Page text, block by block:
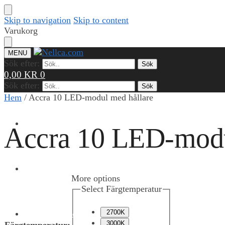
Skip to navigation Skip to content
Varukorg
MENU
Sök efter: Sök
0,00 KR 0
Sök efter: Sök
KUNSKAP & VERKTYG
Hem / Accra 10 LED-modul med hållare
Accra 10 LED-
More options
Select Färgtemperatur
2700K
3000K